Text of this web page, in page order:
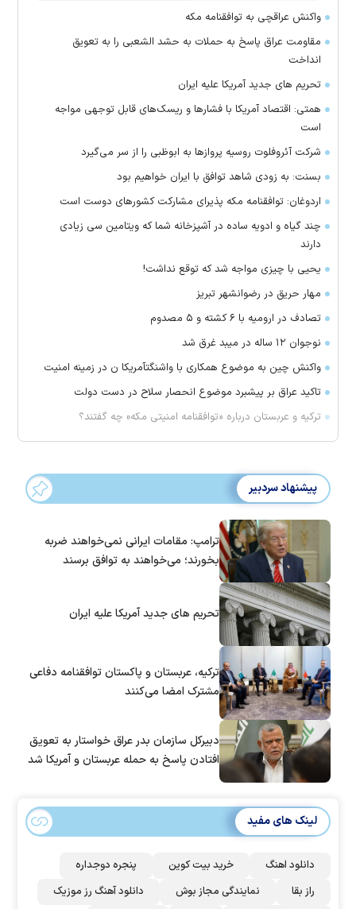
واکنش عراقچی به توافقنامه مکه
مقاومت عراق پاسخ به حملات به حشد الشعبی را به تعویق
انداخت
تحریم های جدید آمریکا علیه ایران
همتی: اقتصاد آمریکا با فشارها و ریسک‌های قابل توجهی مواجه
است
شرکت آئروفلوت روسیه پرواز‌ها به ابوظبی را از سر می‌گیرد
بسنت: به زودی شاهد توافق با ایران خواهیم بود
اردوغان: توافقنامه مکه پذیرای مشارکت کشور‌های دوست است
چند گیاه و ادویه ساده در آشپزخانه شما که ویتامین سی زیادی
دارند
یحیی با چیزی مواجه شد که توقع نداشت!
مهار حریق در رضوانشهر تبریز
تصادف در ارومیه با ۶ کشته و ۵ مصدوم
نوجوان ۱۲ ساله در میبد غرق شد
واکنش چین به موضوع همکاری با واشنگتآمریکا ن در زمینه امنیت
تاکید عراق بر پیشبرد موضوع انحصار سلاح در دست دولت
ترکیه و عربستان درباره «توافقنامه امنیتی مکه» چه گفتند؟
پیشنهاد سردبیر
ترامپ: مقامات ایرانی نمی‌خواهند ضربه
بخورند؛ می‌خواهند به توافق برسند
تحریم های جدید آمریکا علیه ایران
ترکیه، عربستان و پاکستان توافقنامه دفاعی
مشترک امضا می‌کنند
دبیرکل سازمان بدر عراق خواستار به تعویق
افتادن پاسخ به حمله عربستان و آمریکا شد
لینک های مفید
دانلود اهنگ خرید بیت کوین
پنجره دوجداره
راز بقا
نمایندگی مجاز بوش دانلود آهنگ رز‌ موزیک